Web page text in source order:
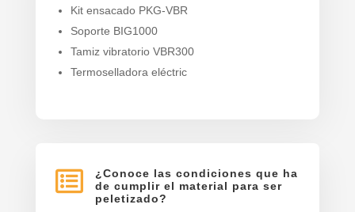
Kit ensacado PKG-VBR
Soporte BIG1000
Tamiz vibratorio VBR300
Termoselladora eléctric

¿Conoce las condiciones que ha
de cumplir el material para ser
peletizado?